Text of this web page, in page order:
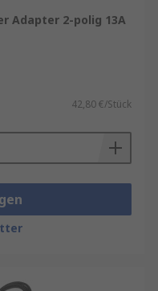
Adapter 2-polig 13A
42,80 €/Stück